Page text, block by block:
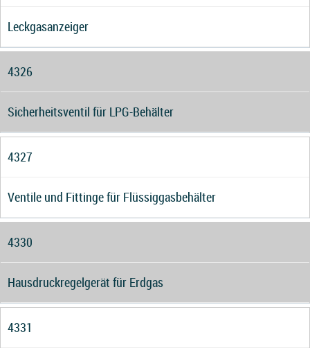
Leckgasanzeiger
4326
Sicherheitsventil für LPG-Behälter
4327
Ventile und Fittinge für Flüssiggasbehälter
4330
Hausdruckregelgerät für Erdgas
4331